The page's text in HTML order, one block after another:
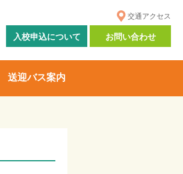
交通アクセス
お問い合わせ
入校申込について
送迎バス案内